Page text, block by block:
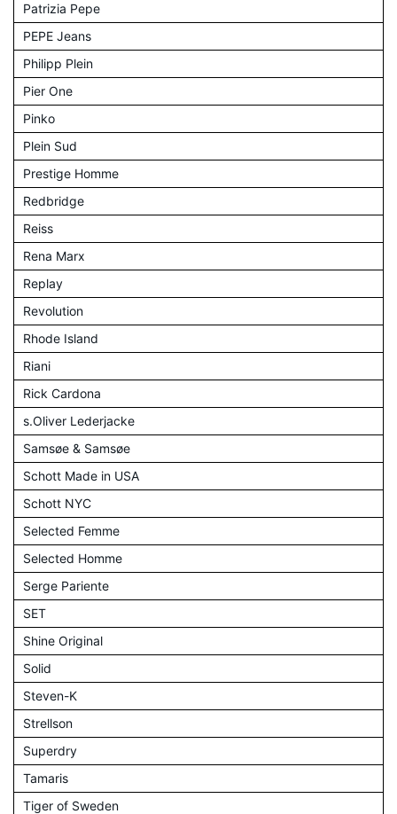
Patrizia Pepe
PEPE Jeans
Philipp Plein
Pier One
Pinko
Plein Sud
Prestige Homme
Redbridge
Reiss
Rena Marx
Replay
Revolution
Rhode Island
Riani
Rick Cardona
s.Oliver Lederjacke
Samsøe & Samsøe
Schott Made in USA
Schott NYC
Selected Femme
Selected Homme
Serge Pariente
SET
Shine Original
Solid
Steven-K
Strellson
Superdry
Tamaris
Tiger of Sweden